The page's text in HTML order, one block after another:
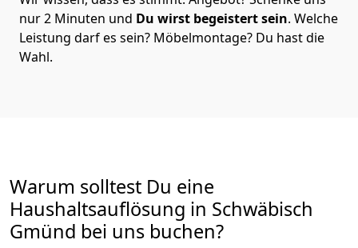
nur 2 Minuten und Du wirst begeistert sein. Welche
Leistung darf es sein? Möbelmontage? Du hast die
Wahl.
Warum solltest Du eine
Haushaltsauflösung in Schwäbisch
Gmünd bei uns buchen?